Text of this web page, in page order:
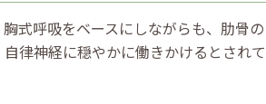
式呼吸をベースにしながらも、肋骨の
律神経に穏やかに働きかけるとされて